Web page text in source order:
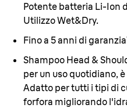
Potente batteria Li-Ion
Utilizzo Wet&Dry.
Fino a 5 anni di
Shampoo Head &
per un uso quotidiano,
Adatto per tutti i tipi di
forfora migliorando